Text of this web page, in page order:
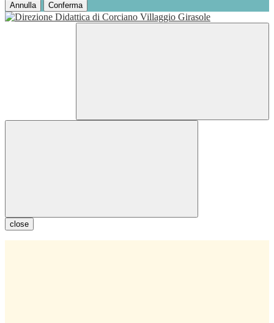
Annulla Conferma
close